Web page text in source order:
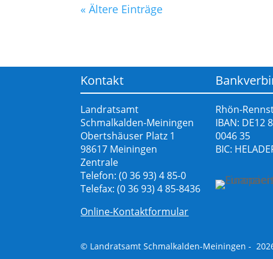
« Ältere Einträge
Kontakt
Landratsamt
Schmalkalden-Meiningen
Obertshäuser Platz 1
98617 Meiningen
Zentrale
Telefon: (0 36 93) 4 85-0
Telefax: (0 36 93) 4 85-8436
Online-Kontaktformular
Rhön-
IBAN: DE12
0046 35
BIC:
© Landratsamt Schmalkalden-Meiningen -